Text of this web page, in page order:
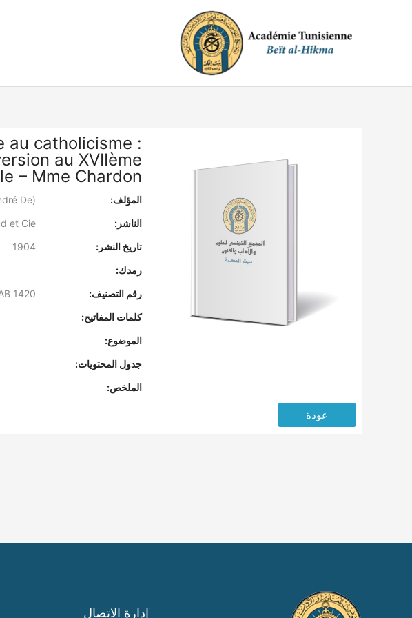
au catholicisme :
au XVIIème
– Mme Chardon
المؤلف:
الناشر:
تاريخ النشر:
رمدك:
رقم التصنيف:
كلمات المفاتيح:
الموضوع:
جدول المحتويات:
الملخص:
عودة
إدارة الاتصال